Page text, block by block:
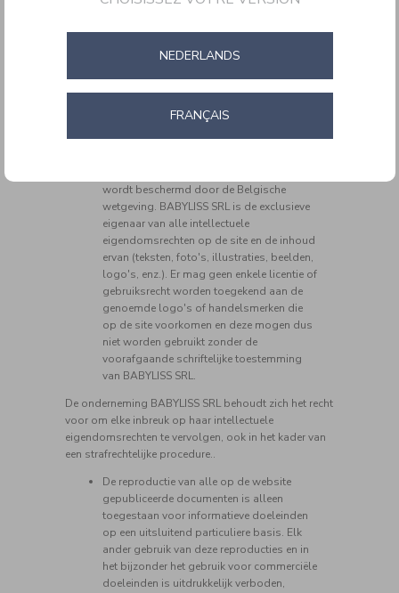
Salesforce, 5 Wall St. Burlington, MA 01803 USA
HOOFDREDACTEUR
VEILIGHEID EN VERTROUWELIJKHEID
wordt beschermd door de Belgische
wetgeving. BABYLISS SRL is de exclusieve
eigenaar van alle intellectuele
eigendomsrechten op de site en de inhoud
ervan (teksten, foto's, illustraties, beelden,
logo's, enz.). Er mag geen enkele licentie of
gebruiksrecht worden toegekend aan de
genoemde logo's of handelsmerken die
op de site voorkomen en deze mogen dus
niet worden gebruikt zonder de
voorafgaande schriftelijke toestemming
van BABYLISS SRL.
De onderneming BABYLISS SRL behoudt zich het recht
voor om elke inbreuk op haar intellectuele
eigendomsrechten te vervolgen, ook in het kader van
een strafrechtelijke procedure..
De reproductie van alle op de website
gepubliceerde documenten is alleen
toegestaan voor informatieve doeleinden
op een uitsluitend particuliere basis. Elk
ander gebruik van deze reproducties en in
het bijzonder het gebruik voor commerciële
doeleinden is uitdrukkelijk verboden,
NEDERLANDS
FRANÇAIS